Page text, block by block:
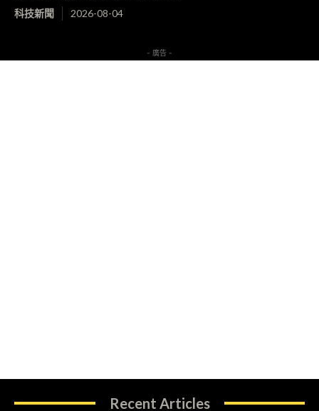
科技新聞 2026-08-04
- 廣告 -
Recent Articles